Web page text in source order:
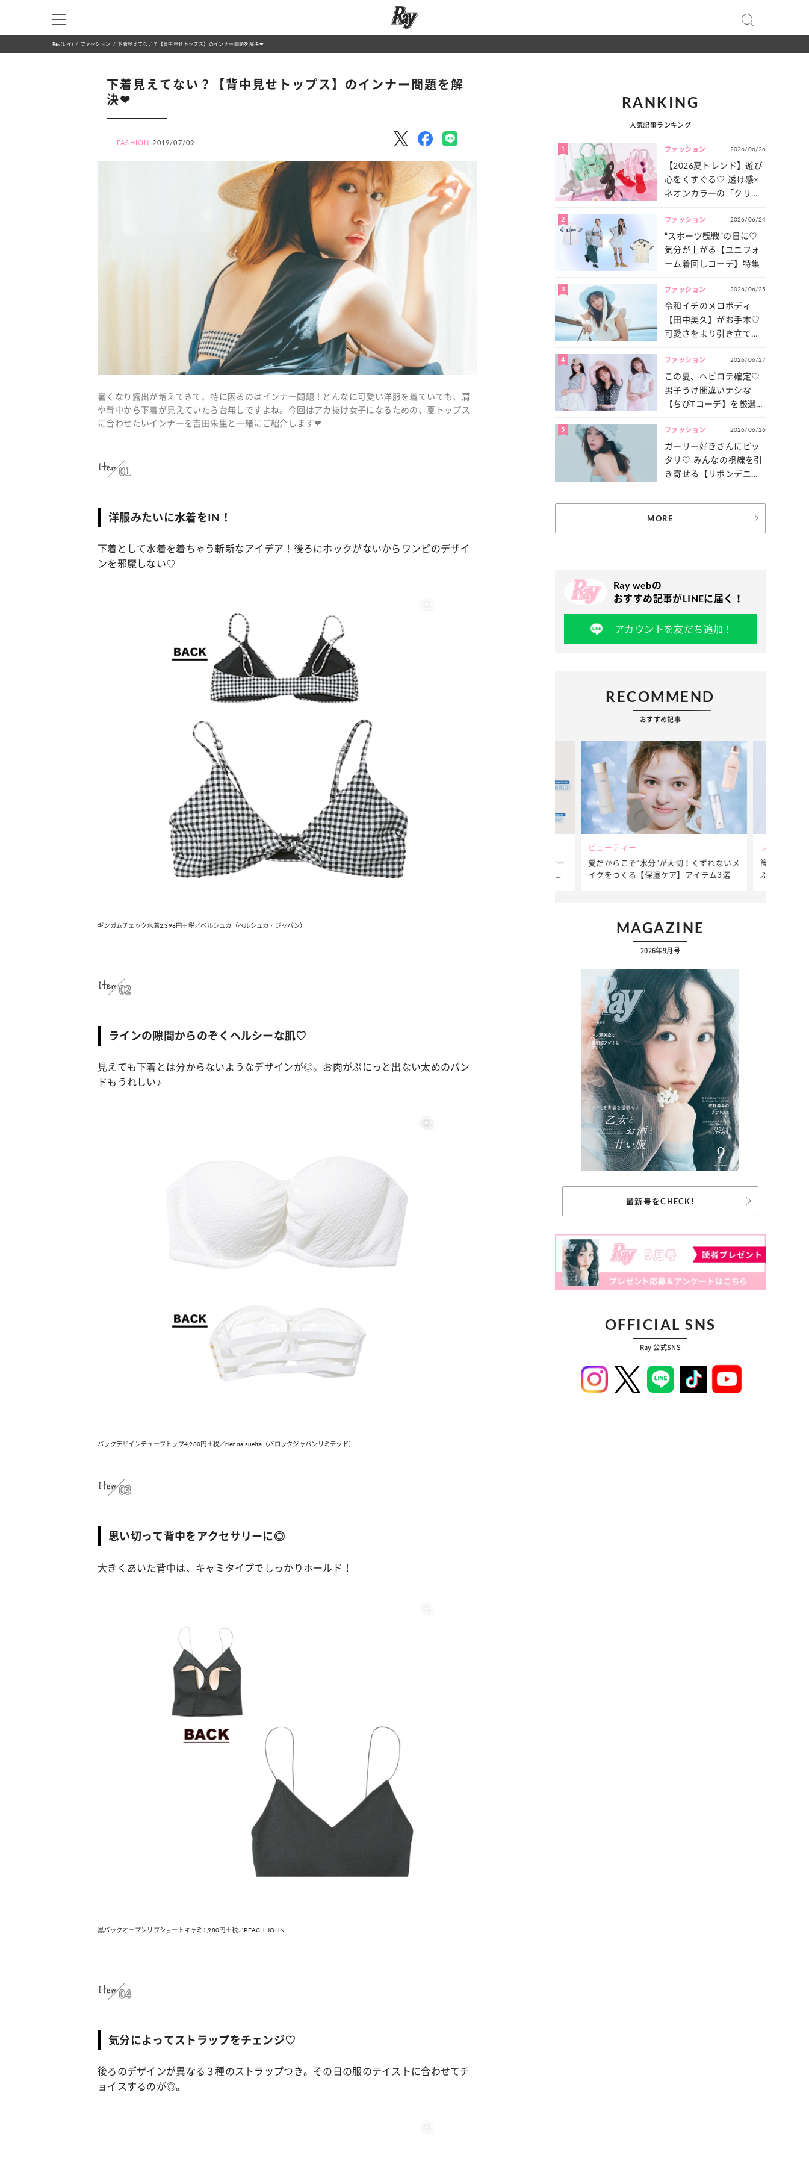
Ray(レイ) ファッション 下着見えてない？【背中見せトップス】のインナー問題を解決❤︎
下着見えてない？【背中見せトップス】のインナー問題を解
決❤︎
FASHION 2019/07/09
暑くなり露出が増えてきて、特に困るのはインナー問題！どんなに可愛い洋服を着ていても、肩
や背中から下着が見えていたら台無しですよね。今回はアカ抜け女子になるための、夏トップス
に合わせたいインナーを吉田朱里と一緒にご紹介します❤︎
Item 01
洋服みたいに水着をIN！
下着として水着を着ちゃう斬新なアイデア！後ろにホックがないからワンピのデザイ
ンを邪魔しない♡
ギンガムチェック水着2,398円＋税／ベルシュカ（ベルシュカ・ジャパン）
Item 02
ラインの隙間からのぞくヘルシーな肌♡
見えても下着とは分からないようなデザインが◎。お肉がぷにっと出ない太めのバン
ドもうれしい♪
バックデザインチューブトップ4,980円＋税／rienda suelta（バロックジャパンリミテッド）
Item 03
思い切って背中をアクセサリーに◎
大きくあいた背中は、キャミタイプでしっかりホールド！
黒バックオープンリブショートキャミ1,980円＋税／PEACH JOHN
Item 04
気分によってストラップをチェンジ♡
後ろのデザインが異なる３種のストラップつき。その日の服のテイストに合わせてチ
ョイスするのが◎。
RANKING
人気記事ランキング
1 ファッション 2026/06/26
【2026夏トレンド】遊び
心をくすぐる♡ 透け感×
ネオンカラーの「クリア
2 ファッション 2026/06/24
“スポーツ観戦”の日に♡
気分が上がる【ユニフォ
ーム着回しコーデ】特集
3 ファッション 2026/06/25
令和イチのメロボディ
【田中美久】がお手本♡
可愛さをより引き立てる
4 ファッション 2026/06/27
この夏、ヘビロテ確定♡
男子うけ間違いナシな
【ちびTコーデ】を厳選し
5 ファッション 2026/06/26
ガーリー好きさんにピッ
タリ♡ みんなの視線を引
き寄せる【リボンデニ
MORE
Ray webの
おすすめ記事がLINEに届く！
アカウントを友だち追加！
RECOMMEND
おすすめ記事
“憧れワンピ”を着るきっかけに♡ おしゃ
れ女子が夢中な「ヌン活」の楽しみ方
占い
【12星座別】今月の恋愛運♡ 7月23日～
【Dリーグ】Ray世代注目のプロダンサー
集団♡ 各チームを彩る「イケメンダンサ
ビューティー
夏だからこそ“水分”が大切！くずれないメ
イクをつくる【保湿ケア】アイテム3選
ファッション
簡単アレン
ぷりの【そ
MAGAZINE
2026年9月号
最新号をCHECK!
OFFICIAL SNS
Ray 公式SNS